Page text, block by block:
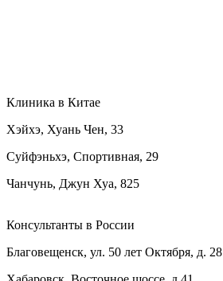
Клиника в Китае
Хэйхэ, Хуань Чен, 33
Суйфэньхэ, Спортивная, 29
Чанчунь, Джун Хуа, 825
Консультанты в России
Благовещенск, ул. 50 лет Октября, д. 28